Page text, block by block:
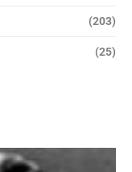
(203)
(25)